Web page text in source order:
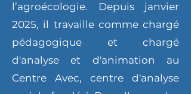
l’agroécologie. Depuis janvier
2025, il travaille comme chargé
pédagogique et chargé
d'analyse et d'animation au
Centre Avec, centre d'analyse